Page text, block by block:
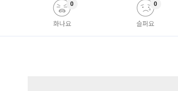
화나요
0
슬퍼요
0